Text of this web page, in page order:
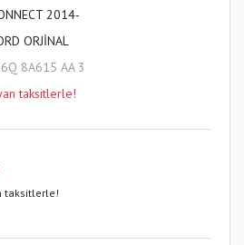
2014-
ORJİNAL
8A615 AA 3
taksitlerle!
taksitlerle!